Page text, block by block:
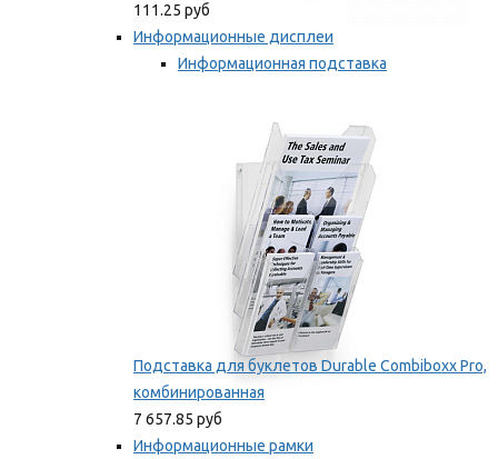
111.25 руб
Информационные дисплеи
Информационная подставка
Подставка для буклетов Durable Combiboxx Pro,
комбинированная
7 657.85 руб
Информационные рамки